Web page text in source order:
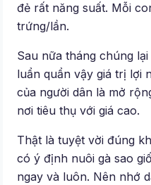
đẻ rất năng suất. Mỗi
trứng/lần.
Sau nữa tháng chúng
luẩn quẩn vậy giá trị lợi
của người dân là mở
nơi tiêu thụ với giá cao.
Thật là tuyệt vời đúng
có ý định nuôi gà sao
ngay và luôn. Nên nhớ